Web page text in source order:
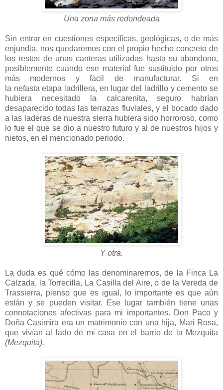
Una zona más redondeada
Sin entrar en cuestiones específicas, geológicas, o de más
enjundia, nos quedaremos con el propio hecho concreto de
los restos de unas canteras utilizadas hasta su abandono,
posiblemente cuando ese material fue sustituido por otros
más modernos y fácil de manufacturar. Si en
la nefasta etapa ladrillera, en lugar del ladrillo y cemento se
hubiera necesitado la calcarenita, seguro habrían
desaparecido todas las terrazas fluviales, y el bocado dado
a las laderas de nuestra sierra hubiera sido horroroso, como
lo fue el que se dio a nuestro futuro y al de nuestros hijos y
nietos, en el mencionado periodo.
Y otra.
La duda es qué cómo las denominaremos, de la Finca La
Calzada, la Torrecilla, La Casilla del Aire, o de la Vereda de
Trassierra, pienso que es igual, lo importante es que aún
están y se pueden visitar. Ese lugar también tiene unas
connotaciones afectivas para mi importantes. Don Paco y
Doña Casimira era un matrimonio con una hija, Mari Rosa,
que vivían al lado de mi casa en el barrio de la Mezquita
(Mezquita).